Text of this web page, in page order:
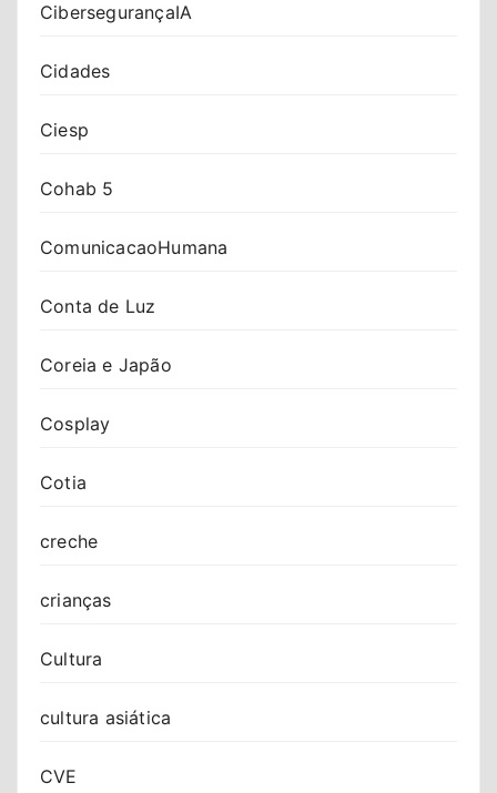
CibersegurançaIA
Cidades
Ciesp
Cohab 5
ComunicacaoHumana
Conta de Luz
Coreia e Japão
Cosplay
Cotia
creche
crianças
Cultura
cultura asiática
CVE